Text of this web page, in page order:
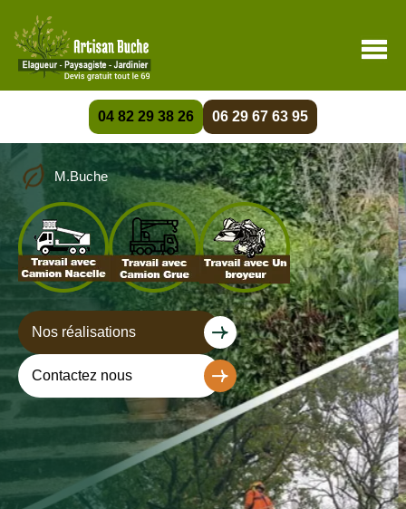
04 82 29 38 26 06 29 67 63 95
M.Buche
Nos réalisations
Contactez nous